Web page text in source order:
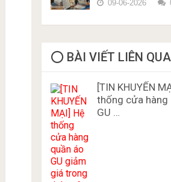
09-06-2026
⭕️ BÀI VIẾT LIÊN
[TIN KHUYẾN
thống cửa hàng
GU …